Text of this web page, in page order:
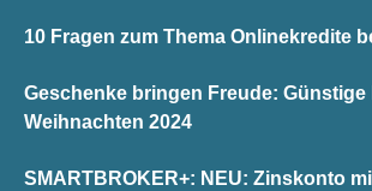
10 Fragen zum Thema Onlinekredite
Geschenke bringen Freude: Günstige
Weihnachten 2024
SMARTBROKER+: NEU: Zinskonto